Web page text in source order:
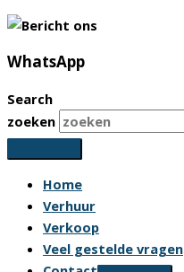
WhatsApp
Search
zoeken
Home
Verhuur
Verkoop
Veel gestelde vragen